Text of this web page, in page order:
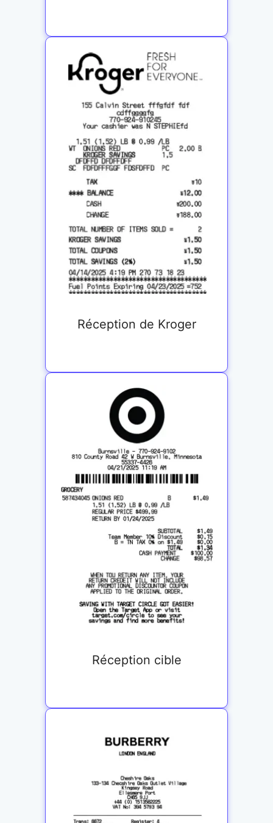
Réception de Kroger
Réception cible